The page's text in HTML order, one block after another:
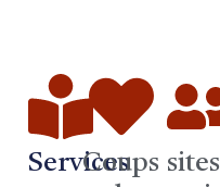
Services
Coups sites